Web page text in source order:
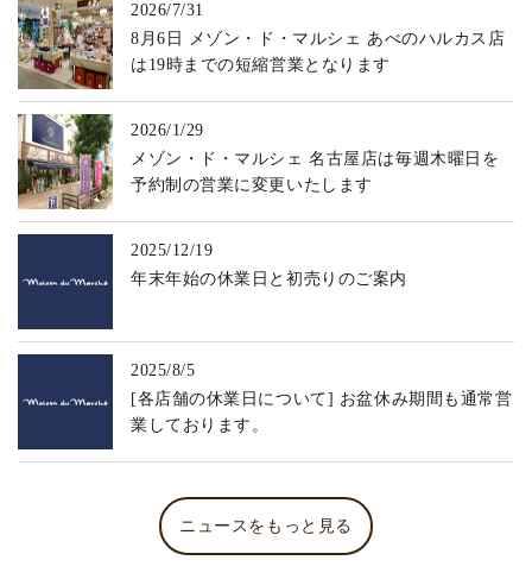
2026/7/31
8月6日 メゾン・ド・マルシェ あべのハルカス店
は19時までの短縮営業となります
2026/1/29
メゾン・ド・マルシェ 名古屋店は毎週木曜日を
予約制の営業に変更いたします
2025/12/19
年末年始の休業日と初売りのご案内
2025/8/5
[各店舗の休業日について] お盆休み期間も通常営
業しております。
ニュースをもっと見る